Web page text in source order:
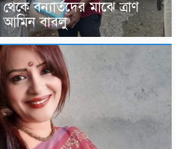
বন্যার্তদের মাঝে ত্রাণ
আমিন বাবলু